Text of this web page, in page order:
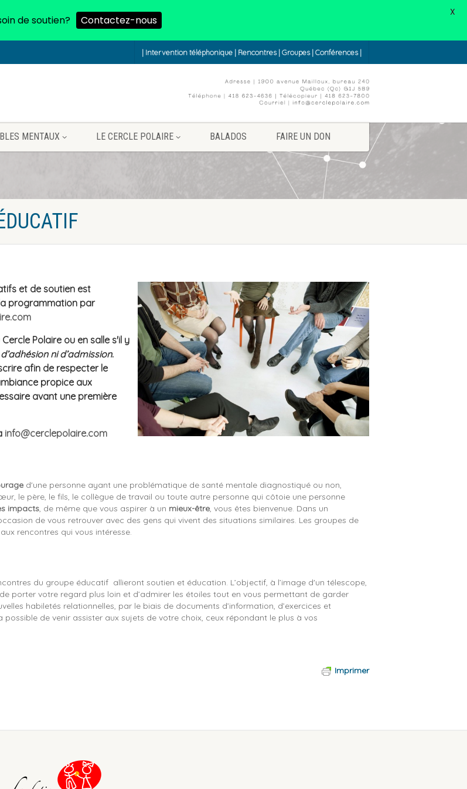
| Intervention téléphonique | Rencontres | Groupes | Conférences |
MENTAUX LE CERCLE POLAIRE BALADOS FAIRE UN DON
et de soutien est
programmation par
Polaire ou en salle s'il y
ni d’admission.
afin de respecter le
propice aux
avant une première
info@cerclepolaire.com
d'une personne ayant une problématique de santé mentale diagnostiqué ou non,
le père, le fils, le collègue de travail ou toute autre personne qui côtoie une personne
impacts, de même que vous aspirer à un mieux-être, vous êtes bienvenue. Dans un
de vous retrouver avec des gens qui vivent des situations similaires. Les groupes de
rencontres qui vous intéresse.
du groupe éducatif allieront soutien et éducation. L’objectif, à l’image d'un télescope,
porter votre regard plus loin et d’admirer les étoiles tout en vous permettant de garder
habiletés relationnelles, par le biais de documents d’information, d’exercices et
possible de venir assister aux sujets de votre choix, ceux répondant le plus à vos
Imprimer
de soutien? Contactez-nous
X